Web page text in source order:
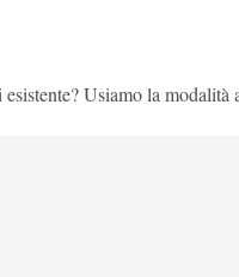
Usiamo la modalità